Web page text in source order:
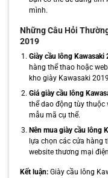
mình.
Những Câu Hỏi
2019
Giày cầu lông
hàng thể thao hoặc
kho giày Kawasaki
Giá giày cầu lông
thể dao động tùy thuộc
mẫu mã cụ thể.
Nên mua giày cầu lông
lựa chọn các cửa hàng
website thương mại
Kết luận:Giày cầu lông